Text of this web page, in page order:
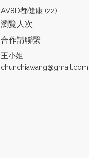
AV8D都健康 (22)
瀏覽人次
合作請聯繫
王小姐
chunchiawang@gmail.com